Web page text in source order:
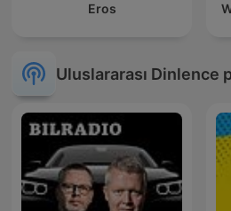
Eros
Uluslararası Dinlence